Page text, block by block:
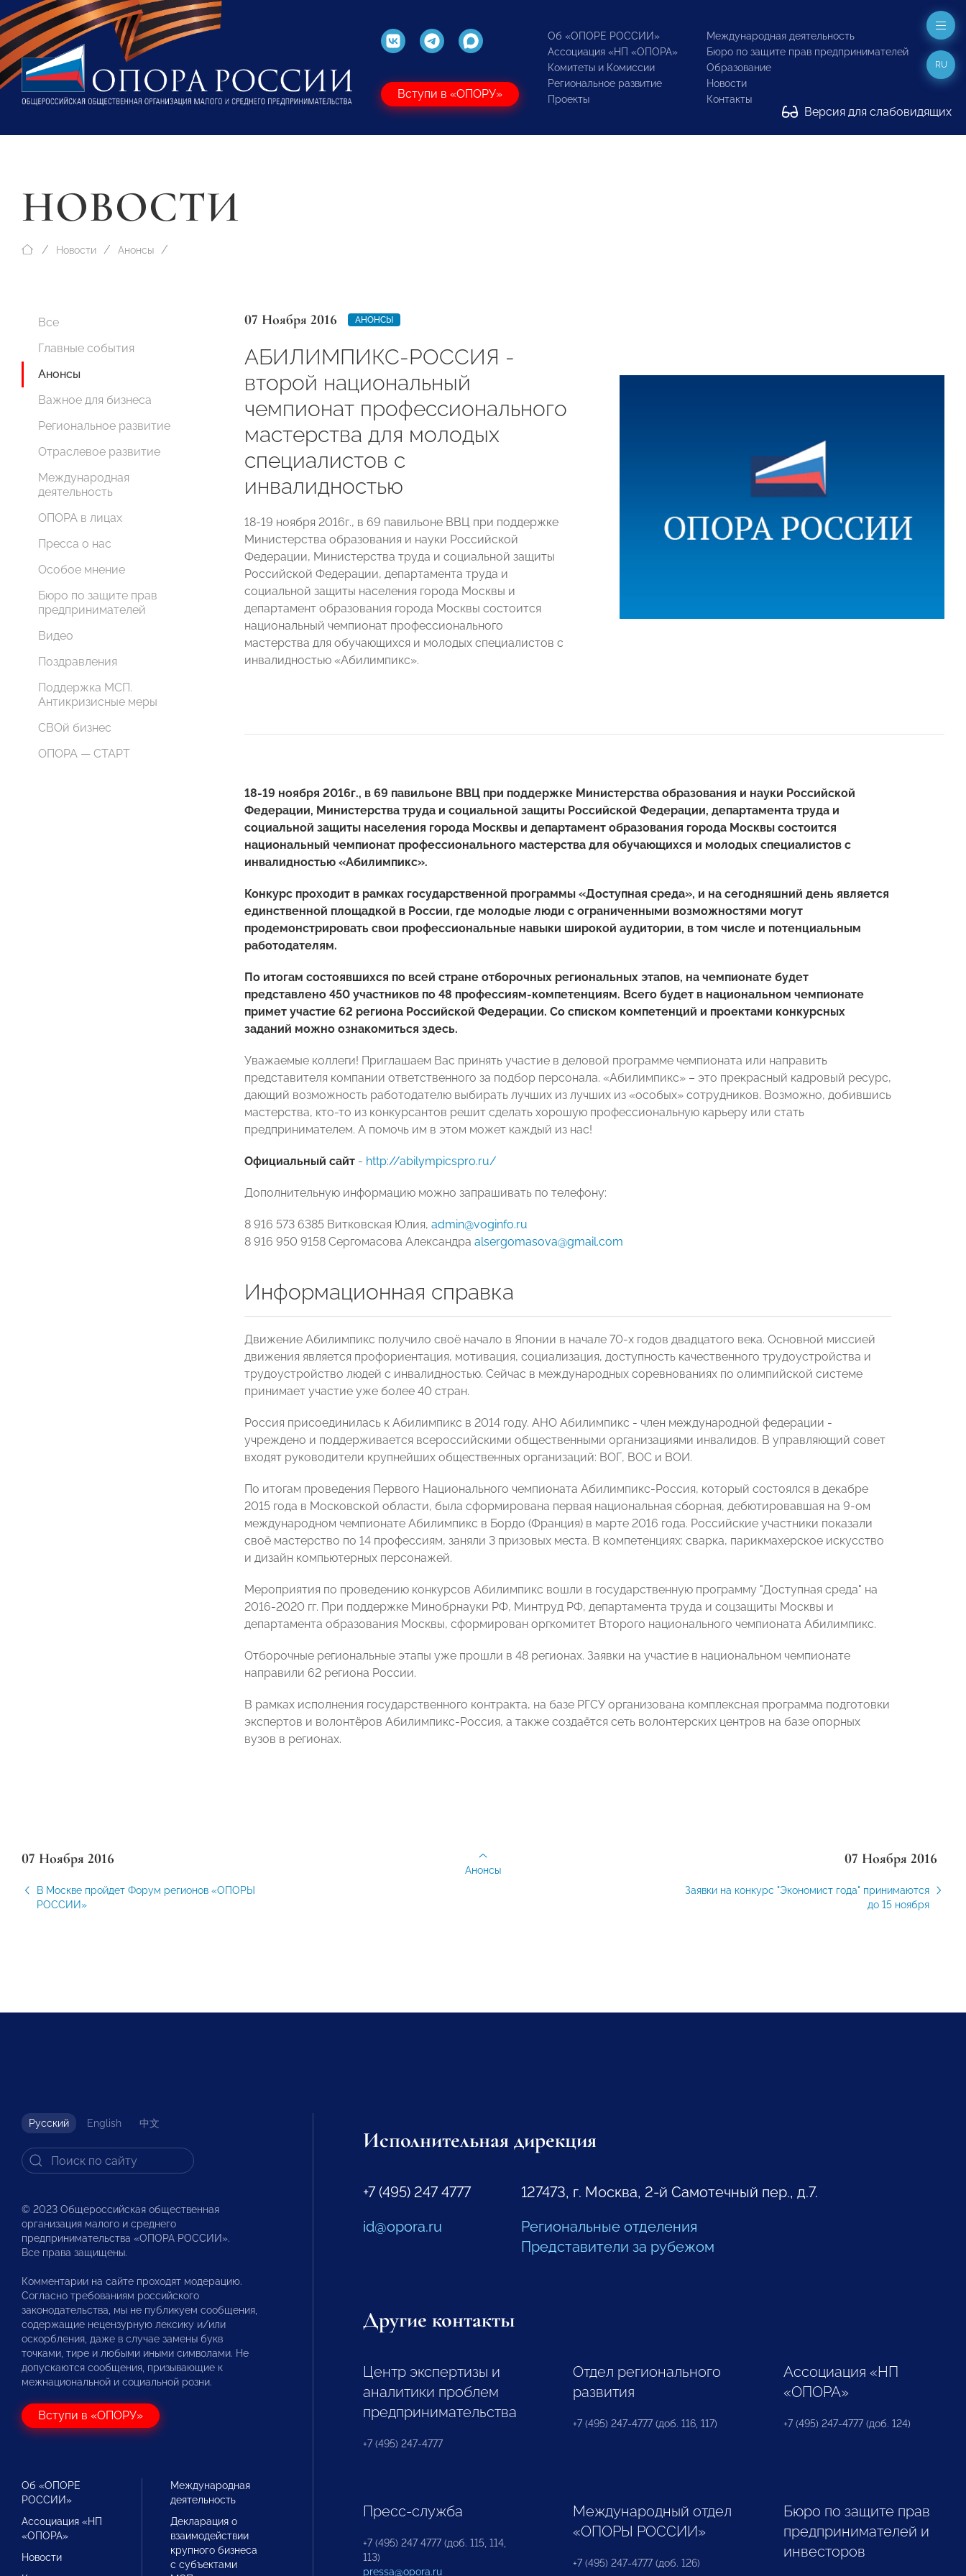
Вступи в «ОПОРУ»
Об «ОПОРЕ РОССИИ»
Ассоциация «НП «ОПОРА»
Комитеты и Комиссии
Региональное развитие
Проекты
Международная деятельность
Бюро по защите прав предпринимателей
Образование
Новости
Контакты
Версия для слабовидящих
RU
НОВОСТИ
Новости Анонсы
Все
Главные события
Анонсы
Важное для бизнеса
Региональное развитие
Отраслевое развитие
Международная
деятельность
ОПОРА в лицах
Пресса о нас
Особое мнение
Бюро по защите прав
предпринимателей
Видео
Поздравления
Поддержка МСП.
Антикризисные меры
СВОй бизнес
ОПОРА — СТАРТ
07 Ноября 2016 АНОНСЫ
АБИЛИМПИКС-РОССИЯ -
второй национальный
чемпионат профессионального
мастерства для молодых
специалистов с
инвалидностью
18-19 ноября 2016г., в 69 павильоне ВВЦ при поддержке
Министерства образования и науки Российской
Федерации, Министерства труда и социальной защиты
Российской Федерации, департамента труда и
социальной защиты населения города Москвы и
департамент образования города Москвы состоится
национальный чемпионат профессионального
мастерства для обучающихся и молодых специалистов с
инвалидностью «Абилимпикс».
18-19 ноября 2016г., в 69 павильоне ВВЦ при поддержке Министерства образования и науки Российской
Федерации, Министерства труда и социальной защиты Российской Федерации, департамента труда и
социальной защиты населения города Москвы и департамент образования города Москвы состоится
национальный чемпионат профессионального мастерства для обучающихся и молодых специалистов с
инвалидностью «Абилимпикс».
Конкурс проходит в рамках государственной программы «Доступная среда», и на сегодняшний день является
единственной площадкой в России, где молодые люди с ограниченными возможностями могут
продемонстрировать свои профессиональные навыки широкой аудитории, в том числе и потенциальным
работодателям.
По итогам состоявшихся по всей стране отборочных региональных этапов, на чемпионате будет
представлено 450 участников по 48 профессиям-компетенциям. Всего будет в национальном чемпионате
примет участие 62 региона Российской Федерации. Со списком компетенций и проектами конкурсных
заданий можно ознакомиться здесь.
Уважаемые коллеги! Приглашаем Вас принять участие в деловой программе чемпионата или направить
представителя компании ответственного за подбор персонала. «Абилимпикс» – это прекрасный кадровый ресурс,
дающий возможность работодателю выбирать лучших из лучших из «особых» сотрудников. Возможно, добившись
мастерства, кто-то из конкурсантов решит сделать хорошую профессиональную карьеру или стать
предпринимателем. А помочь им в этом может каждый из нас!
Официальный сайт - http://abilympicspro.ru/
Дополнительную информацию можно запрашивать по телефону:
8 916 573 6385 Витковская Юлия, admin@voginfo.ru
8 916 950 9158 Сергомасова Александра alsergomasova@gmail.com
Информационная справка
Движение Абилимпикс получило своё начало в Японии в начале 70-х годов двадцатого века. Основной миссией
движения является профориентация, мотивация, социализация, доступность качественного трудоустройства и
трудоустройство людей с инвалидностью. Сейчас в международных соревнованиях по олимпийской системе
принимает участие уже более 40 стран.
Россия присоединилась к Абилимпикс в 2014 году. АНО Абилимпикс - член международной федерации -
учреждено и поддерживается всероссийскими общественными организациями инвалидов. В управляющий совет
входят руководители крупнейших общественных организаций: ВОГ, ВОС и ВОИ.
По итогам проведения Первого Национального чемпионата Абилимпикс-Россия, который состоялся в декабре
2015 года в Московской области, была сформирована первая национальная сборная, дебютировавшая на 9-ом
международном чемпионате Абилимпикс в Бордо (Франция) в марте 2016 года. Российские участники показали
своё мастерство по 14 профессиям, заняли 3 призовых места. В компетенциях: сварка, парикмахерское искусство
и дизайн компьютерных персонажей.
Мероприятия по проведению конкурсов Абилимпикс вошли в государственную программу "Доступная среда" на
2016-2020 гг. При поддержке Минобрнауки РФ, Минтруд РФ, департамента труда и соцзащиты Москвы и
департамента образования Москвы, сформирован оргкомитет Второго национального чемпионата Абилимпикс.
Отборочные региональные этапы уже прошли в 48 регионах. Заявки на участие в национальном чемпионате
направили 62 региона России.
В рамках исполнения государственного контракта, на базе РГСУ организована комплексная программа подготовки
экспертов и волонтёров Абилимпикс-Россия, а также создаётся сеть волонтерских центров на базе опорных
вузов в регионах.
07 Ноября 2016
В Москве пройдет Форум регионов «ОПОРЫ
РОССИИ»
07 Ноября 2016
Заявки на конкурс "Экономист года" принимаются
до 15 ноября
Анонсы
Русский English 中文
© 2023 Общероссийская общественная
организация малого и среднего
предпринимательства «ОПОРА РОССИИ».
Все права защищены.
Комментарии на сайте проходят модерацию.
Согласно требованиям российского
законодательства, мы не публикуем сообщения,
содержащие нецензурную лексику и/или
оскорбления, даже в случае замены букв
точками, тире и любыми иными символами. Не
допускаются сообщения, призывающие к
межнациональной и социальной розни.
Вступи в «ОПОРУ»
Об «ОПОРЕ
РОССИИ»
Ассоциация «НП
«ОПОРА»
Новости
Международная
деятельность
Декларация о
взаимодействии
крупного бизнеса
с субъектами
Исполнительная дирекция
+7 (495) 247 4777
id@opora.ru
127473, г. Москва, 2-й Самотечный пер., д.7.
Региональные отделения
Представители за рубежом
Другие контакты
Центр экспертизы и
аналитики проблем
предпринимательства
+7 (495) 247-4777
Отдел регионального
развития
+7 (495) 247-4777 (доб. 116, 117)
Ассоциация «НП
«ОПОРА»
+7 (495) 247-4777 (доб. 124)
Пресс-служба
+7 (495) 247 4777 (доб. 115, 114,
113)
pressa@opora.ru
Международный отдел
«ОПОРЫ РОССИИ»
+7 (495) 247-4777 (доб. 126)
Бюро по защите прав
предпринимателей и
инвесторов